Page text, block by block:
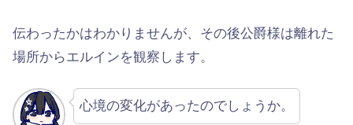
伝わったかはわかりませんが、その後公爵様は離れた
場所からエルインを観察します。
心境の変化があったのでしょうか。